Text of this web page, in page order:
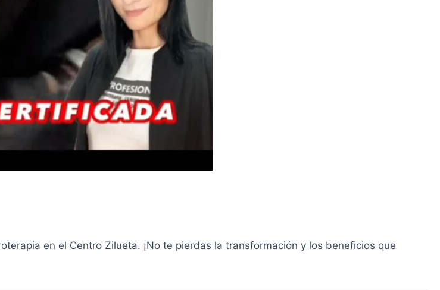
en el Centro Zilueta. ¡No te pierdas la transformación y los beneficios que